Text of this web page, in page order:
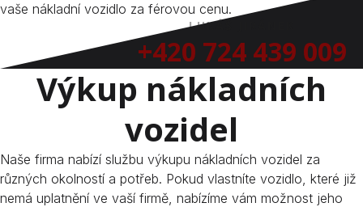
vaše nákladní vozidlo za férovou cenu.
LUKÁŠ JIRÁNEK
+420 724 439 009
Výkup nákladních
vozidel
Naše firma nabízí službu výkupu nákladních vozidel za
různých okolností a potřeb. Pokud vlastníte vozidlo, které již
nemá uplatnění ve vaší firmě, nabízíme vám možnost jeho